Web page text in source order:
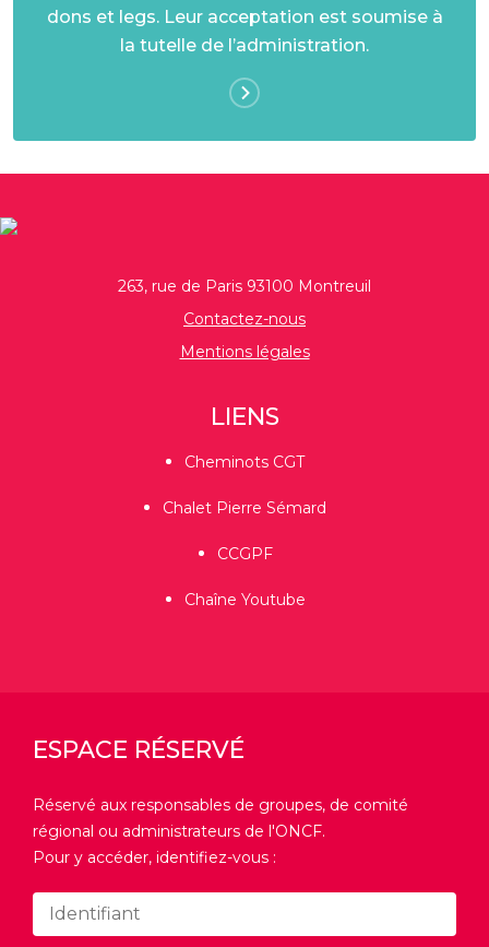
dons et legs. Leur acceptation est soumise à
la tutelle de l’administration.
263, rue de Paris 93100 Montreuil
Contactez-nous
Mentions légales
LIENS
Cheminots CGT
Chalet Pierre Sémard
CCGPF
Chaîne Youtube
ESPACE RÉSERVÉ
Réservé aux responsables de groupes, de comité
régional ou administrateurs de l'ONCF.
Pour y accéder, identifiez-vous :